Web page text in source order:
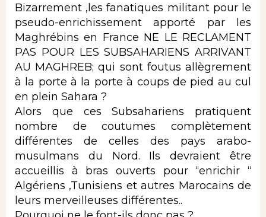
Bizarrement ,les fanatiques militant pour le
pseudo-enrichissement apporté par les
Maghrébins en France NE LE RECLAMENT
PAS POUR LES SUBSAHARIENS ARRIVANT
AU MAGHREB; qui sont foutus allègrement
à la porte à la porte à coups de pied au cul
en plein Sahara ?
Alors que ces Subsahariens pratiquent
nombre de coutumes complètement
différentes de celles des pays arabo-
musulmans du Nord. Ils devraient être
accueillis à bras ouverts pour “enrichir “
Algériens ,Tunisiens et autres Marocains de
leurs merveilleuses différentes..